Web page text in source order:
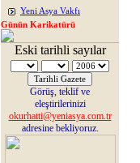
Yeni Asya Vakfı
Günün Karikatürü
Eski tarihli sayılar
Görüş, teklif ve
eleştirilerinizi
okurhatti@yeniasya.com.tr
adresine bekliyoruz.